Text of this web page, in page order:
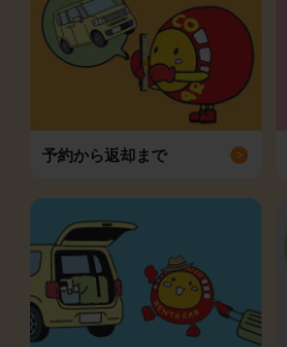
予約から返却まで